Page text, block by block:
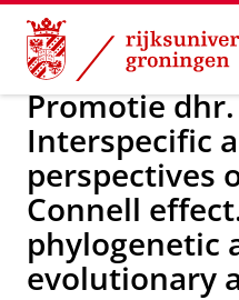
Skip
Content
Skip
Navigation
Over ons Actueel
Promotie dhr.
Interspecific
perspectives
Connell
phylogenetic
evolutionary